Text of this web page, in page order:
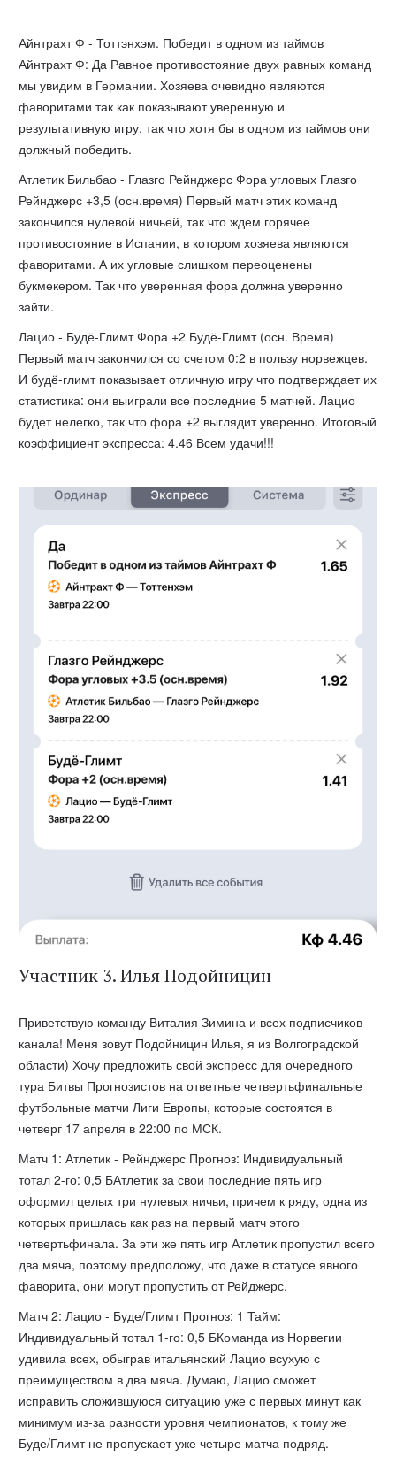
Айнтрахт Ф - Тоттэнхэм. Победит в одном из таймов
Айнтрахт Ф: Да Равное противостояние двух равных команд
мы увидим в Германии. Хозяева очевидно являются
фаворитами так как показывают уверенную и
результативную игру, так что хотя бы в одном из таймов они
должный победить.
Атлетик Бильбао - Глазго Рейнджерс Фора угловых Глазго
Рейнджерс +3,5 (осн.время) Первый матч этих команд
закончился нулевой ничьей, так что ждем горячее
противостояние в Испании, в котором хозяева являются
фаворитами. А их угловые слишком переоценены
букмекером. Так что уверенная фора должна уверенно
зайти.
Лацио - Будё-Глимт Фора +2 Будё-Глимт (осн. Время)
Первый матч закончился со счетом 0:2 в пользу норвежцев.
И будё-глимт показывает отличную игру что подтверждает их
статистика: они выиграли все последние 5 матчей. Лацио
будет нелегко, так что фора +2 выглядит уверенно. Итоговый
коэффициент экспресса: 4.46 Всем удачи!!!
Участник 3. Илья Подойницин
Приветствую команду Виталия Зимина и всех подписчиков
канала! Меня зовут Подойницин Илья, я из Волгоградской
области) Хочу предложить свой экспресс для очередного
тура Битвы Прогнозистов на ответные четвертьфинальные
футбольные матчи Лиги Европы, которые состоятся в
четверг 17 апреля в 22:00 по МСК.
Матч 1: Атлетик - Рейнджерс Прогноз: Индивидуальный
тотал 2-го: 0,5 БАтлетик за свои последние пять игр
оформил целых три нулевых ничьи, причем к ряду, одна из
которых пришлась как раз на первый матч этого
четвертьфинала. За эти же пять игр Атлетик пропустил всего
два мяча, поэтому предположу, что даже в статусе явного
фаворита, они могут пропустить от Рейджерс.
Матч 2: Лацио - Буде/Глимт Прогноз: 1 Тайм:
Индивидуальный тотал 1-го: 0,5 БКоманда из Норвегии
удивила всех, обыграв итальянский Лацио всухую с
преимуществом в два мяча. Думаю, Лацио сможет
исправить сложившуюся ситуацию уже с первых минут как
минимум из-за разности уровня чемпионатов, к тому же
Буде/Глимт не пропускает уже четыре матча подряд.